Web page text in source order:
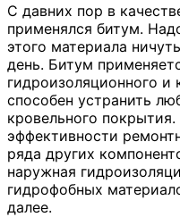
С давних пор в
применялся битум.
этого материала
день. Битум
гидроизоляционного и
способен устранить
кровельного
эффективности
ряда других
наружная
гидрофобных
далее.